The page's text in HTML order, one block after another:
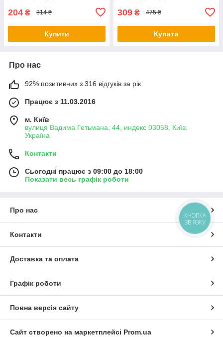
204 ₴ 314 ₴
Купити
309 ₴ 475 ₴
Купити
Про нас
92% позитивних з 316 відгуків за рік
Працює з 11.03.2016
м. Київ
вулиця Вадима Гетьмана, 44, индекс 03058, Київ,
Україна
Контакти
Сьогодні працює з 09:00 до 18:00
Показати весь графік роботи
Про нас
Контакти
Доставка та оплата
Графік роботи
Повна версія сайту
Сайт створено на маркетплейсі Prom.ua
КНОПКА
ЗВ'ЯЗКУ